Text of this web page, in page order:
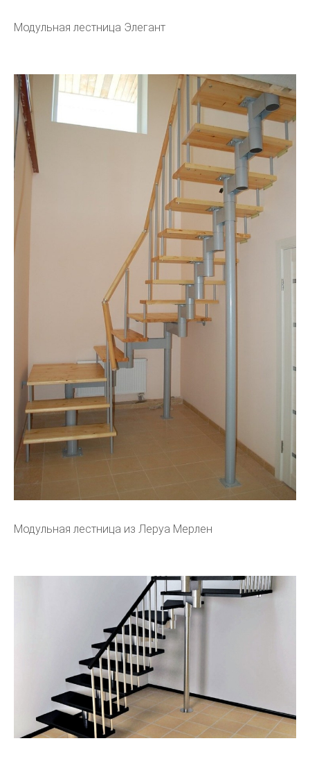
Модульная лестница Элегант
Модульная лестница из Леруа Мерлен